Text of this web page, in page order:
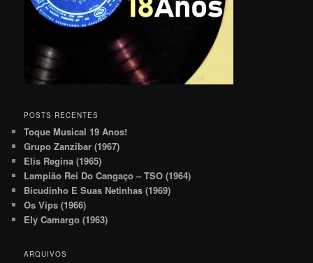
POSTS RECENTES
Toque Musical 19 Anos!
Grupo Zanzibar (1967)
Elis Regina (1965)
Lampião Rei Do Cangaço – TSO (1964)
Bicudinho E Suas Netinhas (1969)
Os Vips (1966)
Ely Camargo (1963)
ARQUIVOS